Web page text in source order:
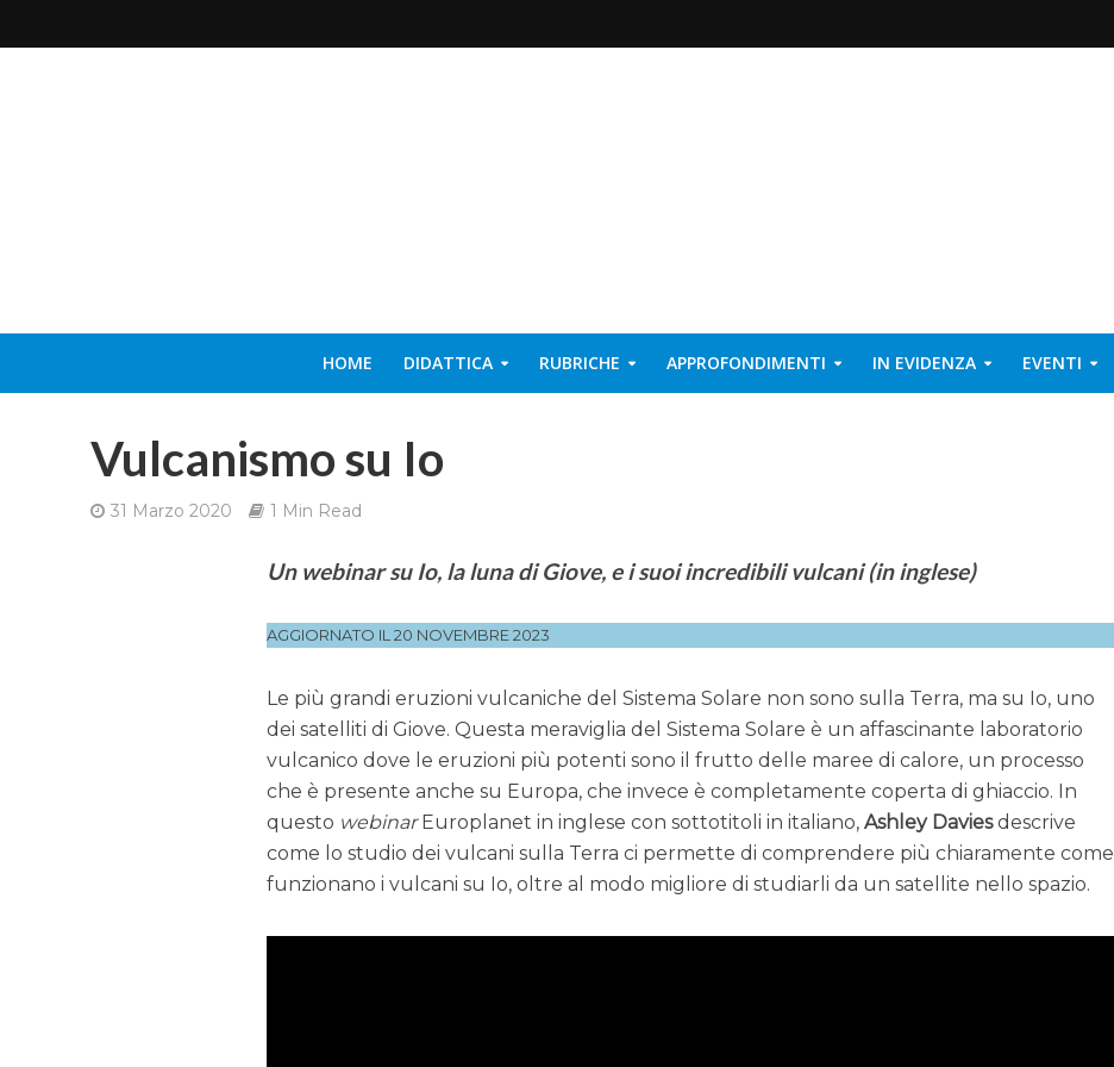
HOME DIDATTICA RUBRICHE APPROFONDIMENTI IN EVIDENZA EVENTI
Vulcanismo su Io
31 Marzo 2020 1 Min Read
Un webinar su Io, la luna di Giove, e i suoi incredibili vulcani (in inglese)
AGGIORNATO IL 20 NOVEMBRE 2023
Le più grandi eruzioni vulcaniche del Sistema Solare non sono sulla Terra, ma su Io, uno
dei satelliti di Giove. Questa meraviglia del Sistema Solare è un affascinante laboratorio
vulcanico dove le eruzioni più potenti sono il frutto delle maree di calore, un processo
che è presente anche su Europa, che invece è completamente coperta di ghiaccio. In
questo webinarEuroplanet in inglese con sottotitoli in italiano,Ashley Daviesdescrive
come lo studio dei vulcani sulla Terra ci permette di comprendere più chiaramente come
funzionano i vulcani su Io, oltre al modo migliore di studiarli da un satellite nello spazio.